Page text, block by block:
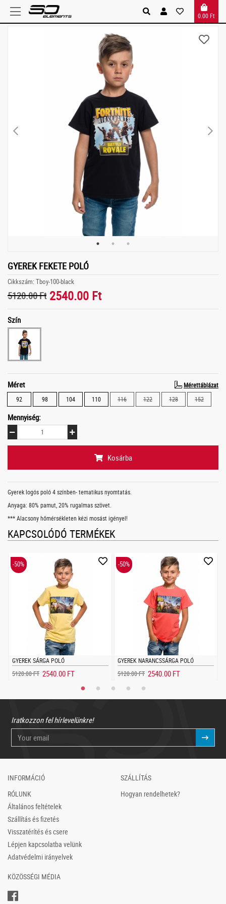
0.00 Ft
GYEREK FEKETE POLÓ
Cikkszám: Tboy-100-black
5120.00 Ft 2540.00 Ft
Szín
Méret
Mérettáblázat
92
98 104 110 116 122 128 152
Mennyiség:
Kosárba
Gyerek logós poló 4 színben- tematikus nyomtatás.
Anyaga: 80% pamut, 20% rugalmas szövet.
*** Alacsony hőmérsékleten kézi mosást igényel!
KAPCSOLÓDÓ TERMÉKEK
-50%
GYEREK SÁRGA POLÓ
5120.00 FT 2540.00 FT
-50%
GYEREK NARANCSSÁRGA POLÓ
5120.00 FT 2540.00 FT
Iratkozzon fel hírlevelünkre!
INFORMÁCIÓ
RÓLUNK
Általános feltételek
Szállítás és fizetés
Visszatérítés és csere
Lépjen kapcsolatba velünk
Adatvédelmi irányelvek
SZÁLLÍTÁS
Hogyan rendelhetek?
KÖZÖSSÉGI MÉDIA